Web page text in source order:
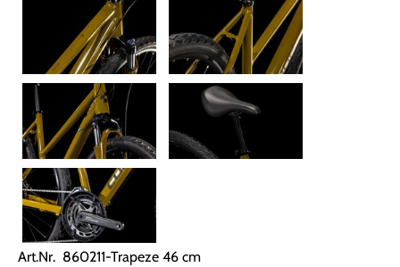
Art.Nr. 860211-Trapeze 46 cm